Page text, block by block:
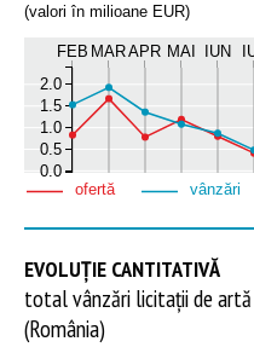
(valori în milioane EUR)
FEB MARAPR MAI IUN
0.0
0.5
1.0
1.5
2.0
ofertă vânzări
EVOLUȚIE CANTITATIVĂ
total vânzări licitații de artă
(România)